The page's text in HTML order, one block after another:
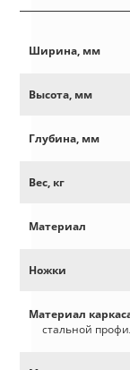
Ширина, мм
Высота, мм
Глубина, мм
Вес, кг
Материал
Ножки
Материал
стальной